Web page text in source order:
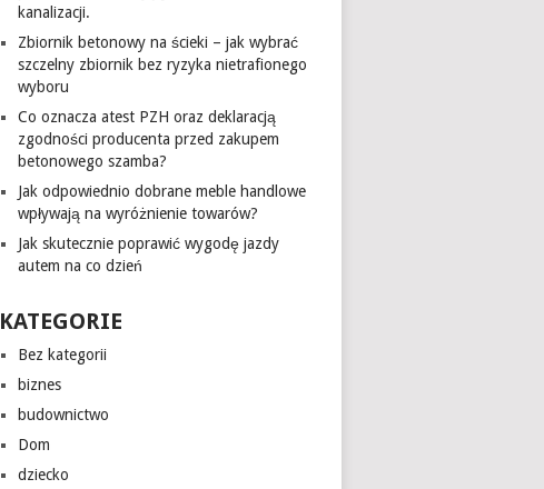
kanalizacji.
Zbiornik betonowy na ścieki – jak wybrać
szczelny zbiornik bez ryzyka nietrafionego
wyboru
Co oznacza atest PZH oraz deklaracją
zgodności producenta przed zakupem
betonowego szamba?
Jak odpowiednio dobrane meble handlowe
wpływają na wyróżnienie towarów?
Jak skutecznie poprawić wygodę jazdy
autem na co dzień
KATEGORIE
Bez kategorii
biznes
budownictwo
Dom
dziecko